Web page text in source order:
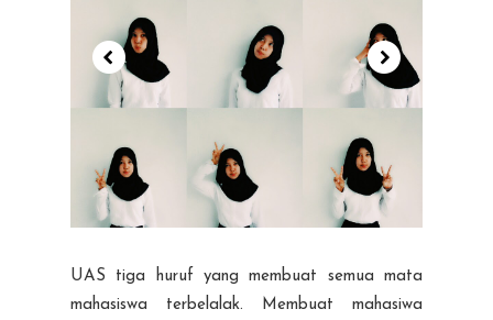
UAS tiga huruf yang membuat semua mata
mahasiswa terbelalak. Membuat mahasiwa